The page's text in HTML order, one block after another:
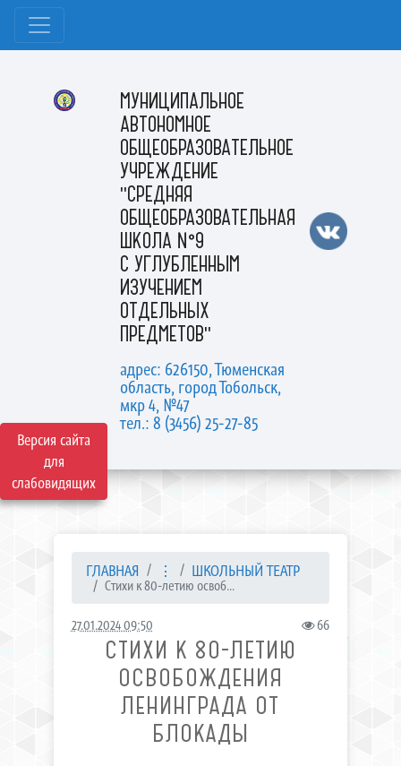
Версия сайта
для
слабовидящих
МУНИЦИПАЛЬНОЕ
АВТОНОМНОЕ
ОБЩЕОБРАЗОВАТЕЛЬНОЕ
УЧРЕЖДЕНИЕ
"СРЕДНЯЯ
ОБЩЕОБРАЗОВАТЕЛЬНАЯ
ШКОЛА №9
С УГЛУБЛЕННЫМ
ИЗУЧЕНИЕМ
ОТДЕЛЬНЫХ
ПРЕДМЕТОВ"
адрес: 626150, Тюменская
область, город Тобольск,
мкр 4, №47
тел.: 8 (3456) 25-27-85
ГЛАВНАЯ ⋮ ШКОЛЬНЫЙ ТЕАТР
Стихи к 80-летию освоб...
27.01.2024 09:50 66
СТИХИ К 80-ЛЕТИЮ
ОСВОБОЖДЕНИЯ
ЛЕНИНГРАДА ОТ
БЛОКАДЫ